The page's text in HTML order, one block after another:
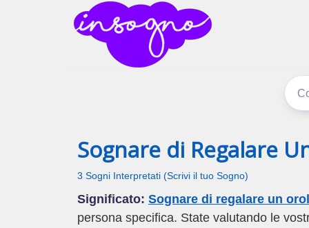
Sognare di Regalare
3 Sogni Interpretati (Scrivi il tuo Sogno)
Significato: Sognare di regalare un
persona specifica. State valutando le